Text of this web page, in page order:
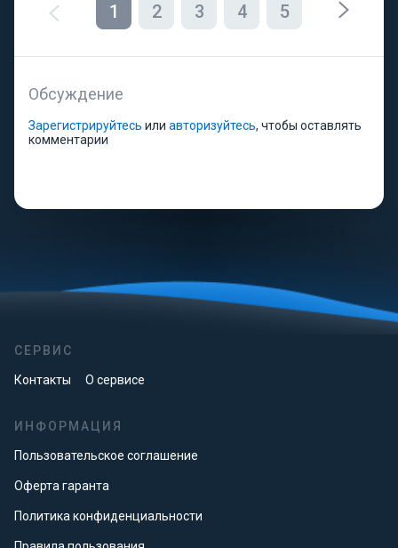
1 2 3 4 5
Обсуждение
Зарегистрируйтесь или авторизуйтесь, чтобы оставлять
комментарии
СЕРВИС
Контакты О сервисе
ИНФОРМАЦИЯ
Пользовательское соглашение
Оферта гаранта
Политика конфиденциальности